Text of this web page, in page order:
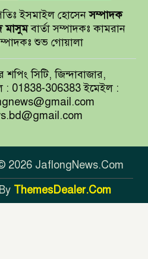
পুনরুদ্ধারের দাবি ইউক্রেনের
রানের পাহাড় টপকে
জয়
দিলেন জয়া আহসান
ইসমাইল হোসেনসম্পাদক
মাসুমবার্তা সম্পাদকঃ কামরান
শুভ গোয়ালা
শপিং সিটি, জিন্দাবাজার,
: 01838-306383 ইমেইল :
2026 JaflongNews.Com
ThemesDealer.Com